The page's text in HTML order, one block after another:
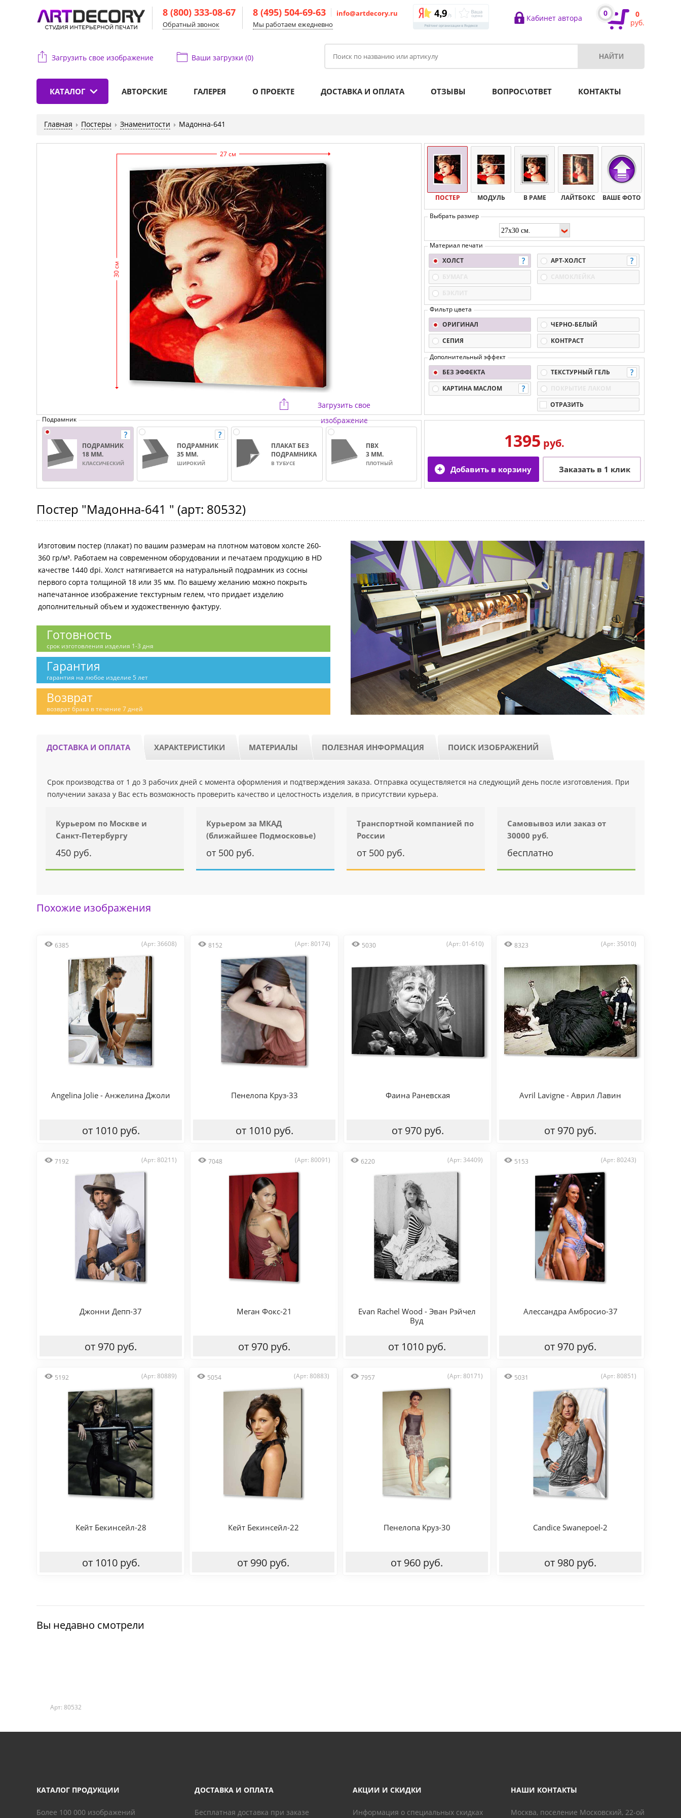
8 (800) 333-08-67
Обратный звонок
8 (495) 504-69-63
info@artdecory.ru
Мы работаем ежедневно
Кабинет автора
0
0
руб.
Загрузить свое изображение Ваши загрузки (0)
КАТАЛОГ АВТОРСКИЕ ГАЛЕРЕЯ О ПРОЕКТЕ ДОСТАВКА И ОПЛАТА ОТЗЫВЫ ВОПРОС\ОТВЕТ КОНТАКТЫ
Главная Постеры Знаменитости Мадонна-641
27 см
30 см
Загрузить свое
изображение
Подрамник
ПОДРАМНИК
18 ММ.
КЛАССИЧЕСКИЙ
ПОДРАМНИК
35 ММ.
ШИРОКИЙ
ПЛАКАТ БЕЗ
ПОДРАМНИКА
В ТУБУСЕ
ПВХ
3 ММ.
ПЛОТНЫЙ
ПОСТЕР МОДУЛЬ В РАМЕ ЛАЙТБОКС ВАШЕ ФОТО
Выбрать размер
Материал печати
ХОЛСТ
АРТ-ХОЛСТ
Фильтр цвета
ОРИГИНАЛ
ЧЕРНО-БЕЛЫЙ
СЕПИЯ
КОНТРАСТ
Дополнительный эффект
БЕЗ ЭФФЕКТА
ТЕКСТУРНЫЙ ГЕЛЬ
КАРТИНА МАСЛОМ
ОТРАЗИТЬ
1395 руб.
Постер "Мадонна-641 " (арт: 80532)
Изготовим постер (плакат) по вашим размерам на плотном матовом холсте 260-
360 гр/м³. Работаем на современном оборудовании и печатаем продукцию в HD
качестве 1440 dpi. Холст натягивается на натуральный подрамник из сосны
первого сорта толщиной 18 или 35 мм. По вашему желанию можно покрыть
напечатанное изображение текстурным гелем, что придает изделию
дополнительный объем и художественную фактуру.
Готовность
срок изготовления изделия 1-3 дня
Гарантия
гарантия на любое изделие 5 лет
Возврат
возврат брака в течение 7 дней
ДОСТАВКА И ОПЛАТА ХАРАКТЕРИСТИКИ МАТЕРИАЛЫ ПОЛЕЗНАЯ ИНФОРМАЦИЯ ПОИСК ИЗОБРАЖЕНИЙ
Срок производства от 1 до 3 рабочих дней с момента оформления и подтверждения заказа. Отправка осуществляется на следующий день после изготовления. При
получении заказа у Вас есть возможность проверить качество и целостность изделия, в присутствии курьера.
Курьером по Москве и
Санкт-Петербургу
450 руб.
Курьером за МКАД
(ближайшее Подмосковье)
от 500 руб.
Транспортной компанией по
России
от 500 руб.
Самовывоз или заказ от
30000 руб.
бесплатно
Похожие изображения
6385 (Арт: 36608)
Angelina Jolie - Анжелина Джоли
от 1010 руб.
8152 (Арт: 80174)
Пенелопа Круз-33
от 1010 руб.
5030 (Арт: 01-610)
Фаина Раневская
от 970 руб.
8323 (Арт: 35010)
Avril Lavigne - Аврил Лавин
от 970 руб.
7192 (Арт: 80211)
Джонни Депп-37
от 970 руб.
7048 (Арт: 80091)
Меган Фокс-21
от 970 руб.
6220 (Арт: 34409)
Evan Rachel Wood - Эван Рэйчел
Вуд
от 1010 руб.
5153 (Арт: 80243)
Алессандра Амбросио-37
от 970 руб.
5192 (Арт: 80889)
Кейт Бекинсейл-28
от 1010 руб.
5054 (Арт: 80883)
Кейт Бекинсейл-22
от 990 руб.
7957 (Арт: 80171)
Пенелопа Круз-30
от 960 руб.
5031 (Арт: 80851)
Candice Swanepoel-2
от 980 руб.
Вы недавно смотрели
Арт: 80532
КАТАЛОГ ПРОДУКЦИИ
Более 100 000 изображений
ДОСТАВКА И ОПЛАТА
Бесплатная доставка при заказе
АКЦИИ И СКИДКИ
Информация о специальных скидках
НАШИ КОНТАКТЫ
Москва, поселение Московский, 22-ой